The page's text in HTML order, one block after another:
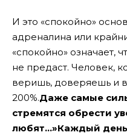
И это «спокойно»
адреналина или
«спокойно» означает,
не предаст. Человек,
веришь, доверяешь и
200%.Даже самые
стремятся обрести
любят…»Каждый день